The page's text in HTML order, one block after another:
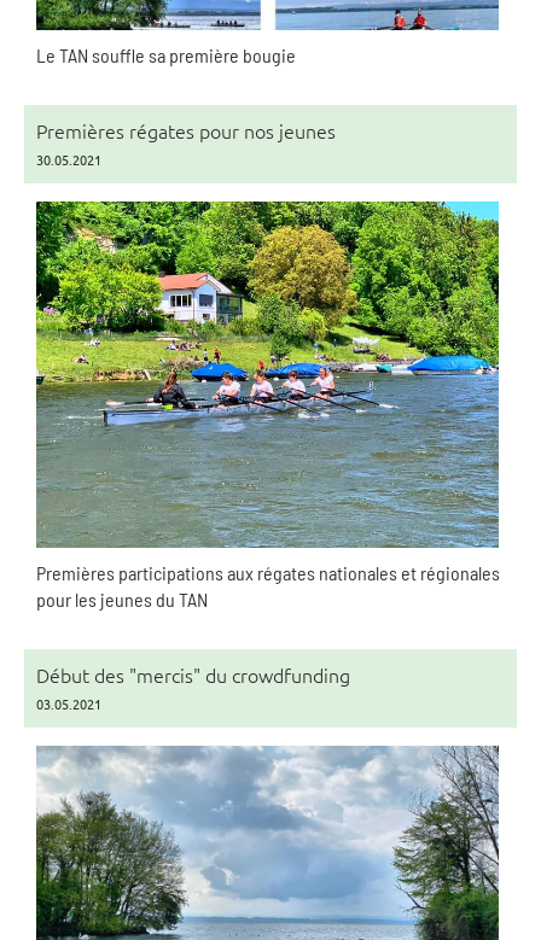
Le TAN souffle sa première bougie
Premières régates pour nos jeunes
30.05.2021
Premières participations aux régates nationales et régionales
pour les jeunes du TAN
Début des "mercis" du crowdfunding
03.05.2021